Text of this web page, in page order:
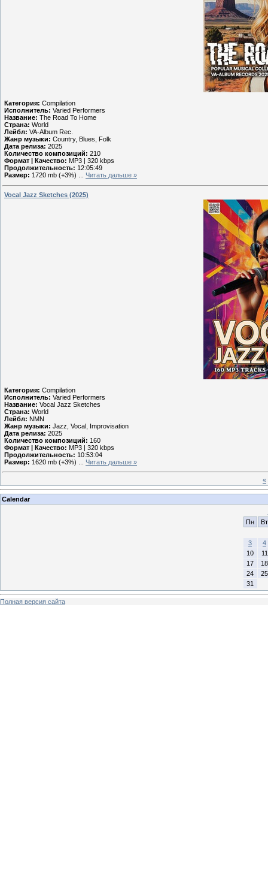
Категория: Compilation
Исполнитель: Varied Performers
Название: The Road To Home
Страна: World
Лейбл: VA-Album Rec.
Жанр музыки: Country, Blues, Folk
Дата релиза: 2025
Количество композиций: 210
Формат | Качество: MP3 | 320 kbps
Продолжительность: 12:05:49
Размер: 1720 mb (+3%) Читать дальше »
Vocal Jazz Sketches (2025)
Категория: Compilation
Исполнитель: Varied Performers
Название: Vocal Jazz Sketches
Страна: World
Лейбл: NMN
Жанр музыки: Jazz, Vocal, Improvisation
Дата релиза: 2025
Количество композиций: 160
Формат | Качество: MP3 | 320 kbps
Продолжительность: 10:53:04
Размер: 1620 mb (+3%) Читать дальше »
«
Calendar
Пн
Вт
3
4
10
11
17
18
24
25
31
Полная версия сайта